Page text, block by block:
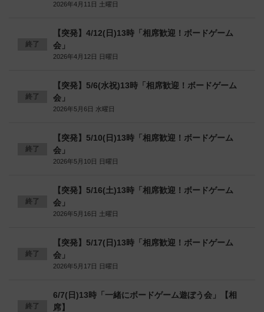
2026年4月11日 土曜日
終了
【突発】4/12(日)13時「相席歓迎！ボードゲーム
会」
2026年4月12日 日曜日
終了
【突発】5/6(水祝)13時「相席歓迎！ボードゲーム
会」
2026年5月6日 水曜日
終了
【突発】5/10(日)13時「相席歓迎！ボードゲーム
会」
2026年5月10日 日曜日
終了
【突発】5/16(土)13時「相席歓迎！ボードゲーム
会」
2026年5月16日 土曜日
終了
【突発】5/17(日)13時「相席歓迎！ボードゲーム
会」
2026年5月17日 日曜日
終了
6/7(日)13時「一緒にボードゲーム遊ぼう会」【相
席】